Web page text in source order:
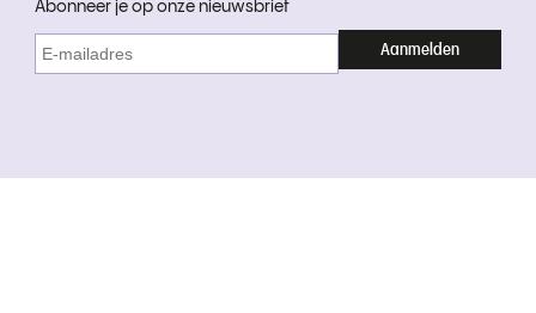
Abonneer je op onze nieuwsbrief